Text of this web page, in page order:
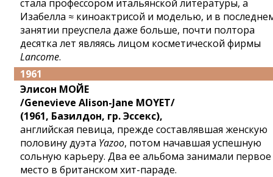
стала профессором итальянской литературы, а
Изабелла ≈ киноактрисой и моделью, и в
занятии преуспела даже больше, почти полтора
десятка лет являясь лицом косметической фирмы
Lancome.
1961
Элисон МОЙЕ
/Genevieve Alison-Jane MOYET/
(1961, Базилдон, гр. Эссекс),
английская певица, прежде составлявшая женскую
половину дуэта Yazoo, потом начавшая успешную
сольную карьеру. Два ее альбома занимали первое
место в британском хит-параде.